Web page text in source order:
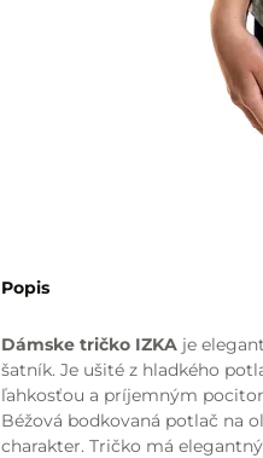
Popis
Dámske tričko IZKA je
šatník. Je ušité z hladkého
ľahkosťou a príjemným
Béžová bodkovaná potlač na
charakter. Tričko má